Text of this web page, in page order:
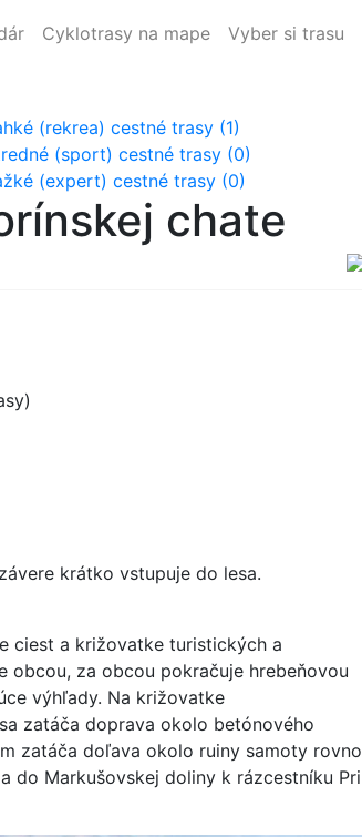
Cyklotrasy na mape Vyber si trasu
(rekrea) cestné trasy (1)
(sport) cestné trasy (0)
(expert) cestné trasy (0)
chate
krátko vstupuje do lesa.
ciest a križovatke turistických a
obcou, za obcou pokračuje hrebeňovou
výhľady. Na križovatke
zatáča doprava okolo betónového
zatáča doľava okolo ruiny samoty rovno
do Markušovskej doliny k rázcestníku Pri